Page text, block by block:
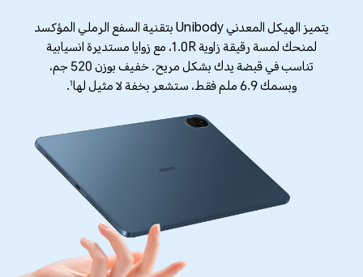
يتميز الهيكل المعدني Unibody بتقنية السفع الرملي المؤكسد
لمنحك لمسة رقيقة زاوية 1.0R، مع زوايا مستديرة انسيابية
تناسب في قبضة يدك بشكل مريح. خفيف بوزن 520 جم،
وبسمك 6.9 ملم فقط، ستشعر بخفة لا مثيل لها
1
.